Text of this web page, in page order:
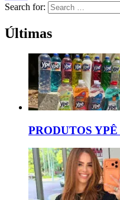
Search for:
Últimas
PRODUTOS